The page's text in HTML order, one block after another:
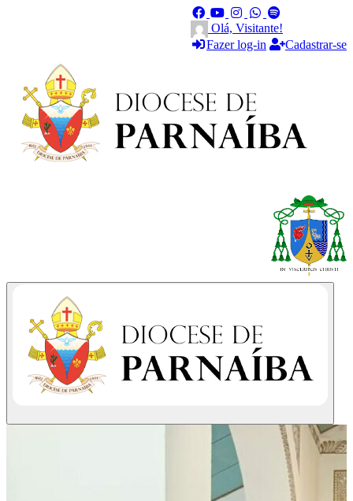
Olá, Visitante!
Fazer log-in
Cadastrar-se